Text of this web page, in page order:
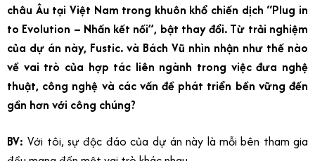
châu Âu tại Việt Nam trong khuôn khổ chiến dịch “Plug in
to Evolution – Nhấn kết nối”, bật thay đổi. Từ trải nghiệm
của dự án này, Fustic. và Bách Vũ nhìn nhận như thế nào
về vai trò của hợp tác liên ngành trong việc đưa nghệ
thuật, công nghệ và các vấn đề phát triển bền vững đến
gần hơn với công chúng?
BV:Với tôi, sự độc đáo của dự án này là mỗi bên tham gia